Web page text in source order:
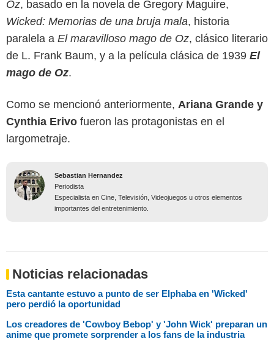
Oz, basado en la novela de Gregory Maguire,
Wicked: Memorias de una bruja mala, historia
paralela a El maravilloso mago de Oz, clásico literario
de L. Frank Baum, y a la película clásica de 1939 El
mago de Oz.
Como se mencionó anteriormente, Ariana Grande y
Cynthia Erivo fueron las protagonistas en el
largometraje.
Sebastian Hernandez
Periodista
Especialista en Cine, Televisión, Videojuegos u otros elementos
importantes del entretenimiento.
Noticias relacionadas
Esta cantante estuvo a punto de ser Elphaba en 'Wicked'
pero perdió la oportunidad
Los creadores de 'Cowboy Bebop' y 'John Wick' preparan un
anime que promete sorprender a los fans de la industria